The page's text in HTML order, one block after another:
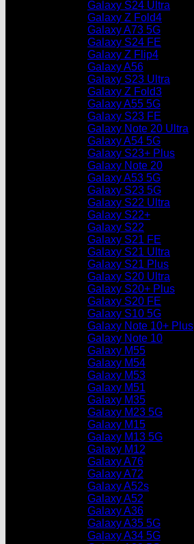
Galaxy S24 Ultra
Galaxy Z Fold4
Galaxy A73 5G
Galaxy S24 FE
Galaxy Z Flip4
Galaxy A56
Galaxy S23 Ultra
Galaxy Z Fold3
Galaxy A55 5G
Galaxy S23 FE
Galaxy Note 20 Ultra
Galaxy A54 5G
Galaxy S23+ Plus
Galaxy Note 20
Galaxy A53 5G
Galaxy S23 5G
Galaxy S22 Ultra
Galaxy S22+
Galaxy S22
Galaxy S21 FE
Galaxy S21 Ultra
Galaxy S21 Plus
Galaxy S20 Ultra
Galaxy S20+ Plus
Galaxy S20 FE
Galaxy S10 5G
Galaxy Note 10+ Plus
Galaxy Note 10
Galaxy M55
Galaxy M54
Galaxy M53
Galaxy M51
Galaxy M35
Galaxy M23 5G
Galaxy M15
Galaxy M13 5G
Galaxy M12
Galaxy A76
Galaxy A72
Galaxy A52s
Galaxy A52
Galaxy A36
Galaxy A35 5G
Galaxy A34 5G